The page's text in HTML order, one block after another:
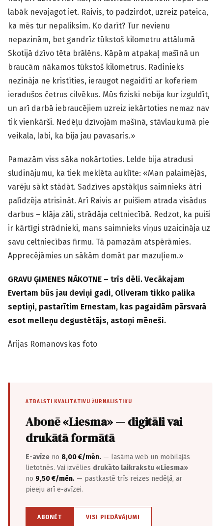
labāk nevajagot iet. Raivis, to padzirdot, uzreiz pateica,
ka mēs tur nepaliksim. Ko darīt? Tur nevienu
nepazinām, bet gandrīz tūkstoš kilometru attālumā
Skotijā dzīvo tēta brālēns. Kāpām atpakaļ mašīnā un
braucām nākamos tūkstoš kilometrus. Radinieks
nezināja ne kristīties, ieraugot negaidīti ar koferiem
ieradušos četrus cilvēkus. Mūs fiziski nebija kur izguldīt,
un arī darbā iebraucējiem uzreiz iekārtoties nemaz nav
tik vienkārši. Nedēļu dzīvojām mašīnā, stāvlaukumā pie
veikala, labi, ka bija jau pavasaris.»
Pamazām viss sāka nokārtoties. Lelde bija atradusi
sludinājumu, ka tiek meklēta auklīte: «Man palaimējās,
varēju sākt stādāt. Sadzīves apstākļus saimnieks ātri
palīdzēja atrisināt. Arī Raivis ar puišiem atrada visādus
darbus – klāja zāli, strādāja celtniecībā. Redzot, ka puiši
ir kārtīgi strādnieki, mans saimnieks viņus uzaicināja uz
savu celtniecības firmu. Tā pamazām atspērāmies.
Apprecējāmies un sākām domāt par mazuļiem.»
GRAVU ĢIMENES NĀKOTNE – trīs dēli. Vecākajam
Evertam būs jau deviņi gadi, Oliveram tikko palika
septiņi, pastarītim Ernestam, kas pagaidām pārsvarā
esot melleņu degustētājs, astoņi mēneši.
Ārijas Romanovskas foto
ATBALSTI KVALITATĪVU ŽURNĀLISTIKU
Abonē «Liesma» — digitāli vai
drukātā formātā
E-avīze no 8,00 €/mēn. — lasāma web un mobilajās
lietotnēs. Vai izvēlies drukāto laikrakstu «Liesma»
no 9,50 €/mēn. — pastkastē trīs reizes nedēļā, ar
pieeju arī e-avīzei.
ABONĒT VISI PIEDĀVĀJUMI